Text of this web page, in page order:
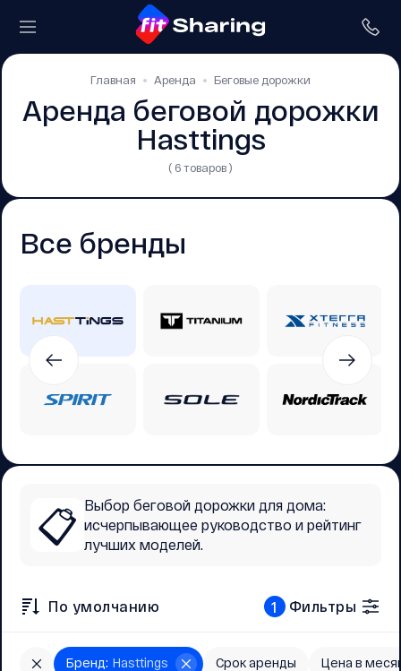
Главная Аренда Беговые дорожки
Аренда беговой дорожки
Hasttings
( 6 товаров )
Все бренды
📋 Выбор беговой дорожки для дома:
исчерпывающее руководство и рейтинг
лучших моделей.
По умолчанию 1 Фильтры
Бренд: Hasttings Срок аренды Цена в